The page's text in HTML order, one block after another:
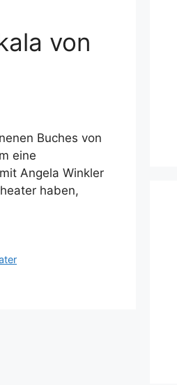
von
Buches von
eine
Angela Winkler
haben,